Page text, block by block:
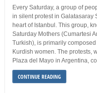
Every Saturday, a group of
in silent protest in Galatasaray
heart of Istanbul. This group,
Saturday Mothers (Cumartesi
Turkish), is primarily
Kurdish women. The protests,
Plaza del Mayo in Argentina,
CONTINUE READING